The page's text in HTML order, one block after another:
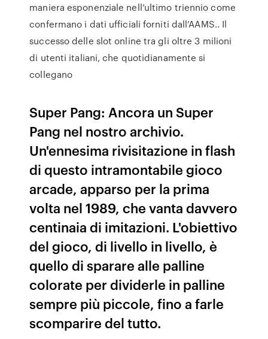
maniera esponenziale nell’ultimo triennio come
confermano i dati ufficiali forniti dall’AAMS.. Il
successo delle slot online tra gli oltre 3 milioni
di utenti italiani, che quotidianamente si
collegano
Super Pang: Ancora un Super
Pang nel nostro archivio.
Un'ennesima rivisitazione in flash
di questo intramontabile gioco
arcade, apparso per la prima
volta nel 1989, che vanta davvero
centinaia di imitazioni. L'obiettivo
del gioco, di livello in livello, è
quello di sparare alle palline
colorate per dividerle in palline
sempre più piccole, fino a farle
scomparire del tutto.